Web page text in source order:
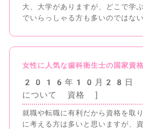
大、大学がありますが、どこで学
でいらっしゃる方も多いのでは
女性に人気な歯科衛生士の国家資
2016年10月28日
について 資格 ]
就職や転職に有利だから資格を取
に考える方は多いと思いますが、